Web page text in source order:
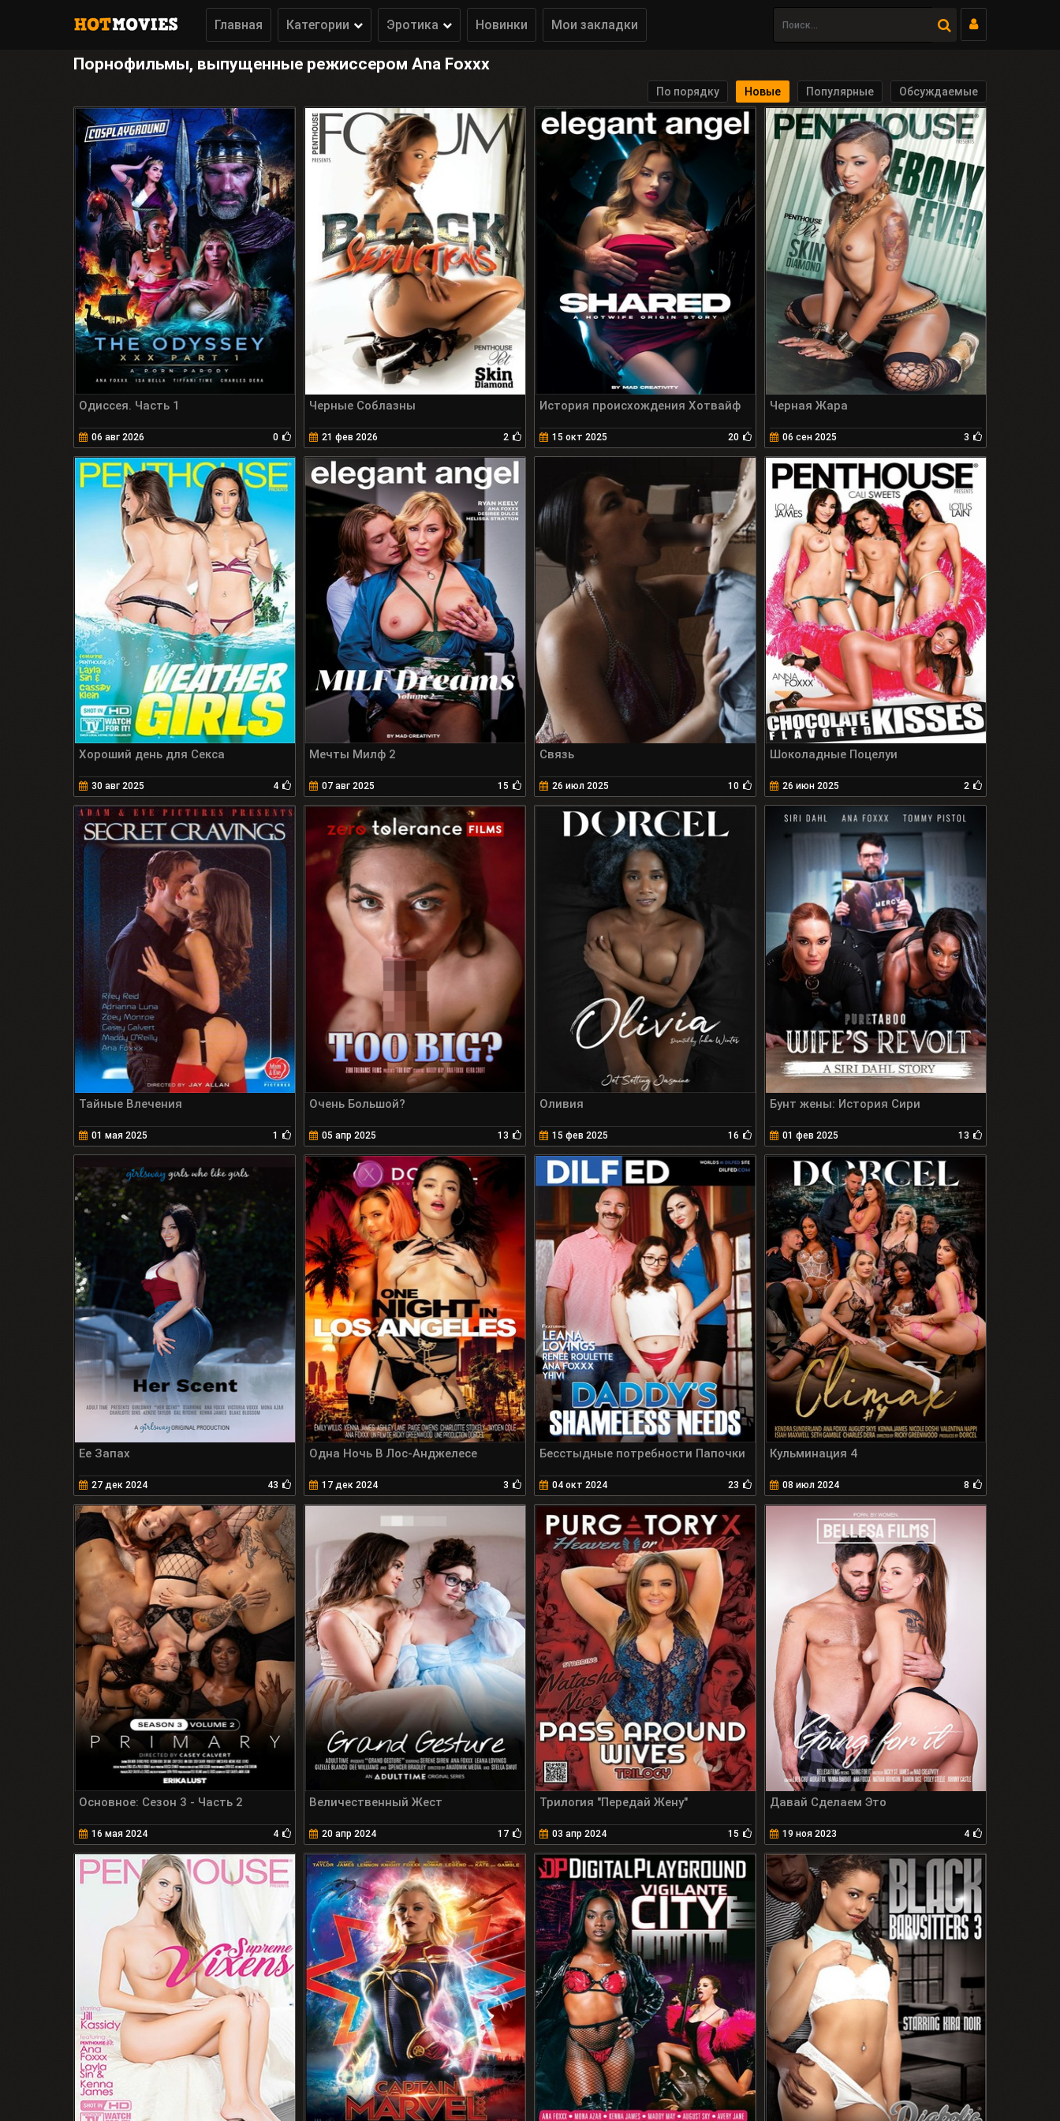
Главная Категории Эротика Новинки Мои закладки
Порнофильмы, выпущенные режиссером Ana Foxxx
По порядку Новые Популярные Обсуждаемые
Одиссея. Часть 1
06 авг 2026 0
Черные Соблазны
21 фев 2026 2
История происхождения Хотвайф
15 окт 2025 20
Черная Жара
06 сен 2025 3
Хороший день для Секса
30 авг 2025 4
Мечты Милф 2
07 авг 2025 15
Связь
26 июл 2025 10
Шоколадные Поцелуи
26 июн 2025 2
Тайные Влечения
01 мая 2025 1
Очень Большой?
05 апр 2025 13
Оливия
15 фев 2025 16
Бунт жены: История Сири
01 фев 2025 13
Ее Запах
27 дек 2024 43
Одна Ночь В Лос-Анджелесе
17 дек 2024 3
Бесстыдные потребности Папочки
04 окт 2024 23
Кульминация 4
08 июл 2024 8
Основное: Сезон 3 - Часть 2
16 мая 2024 4
Величественный Жест
20 апр 2024 17
Трилогия "Передай Жену"
03 апр 2024 15
Давай Сделаем Это
19 ноя 2023 4
Люблю Куни и Анал